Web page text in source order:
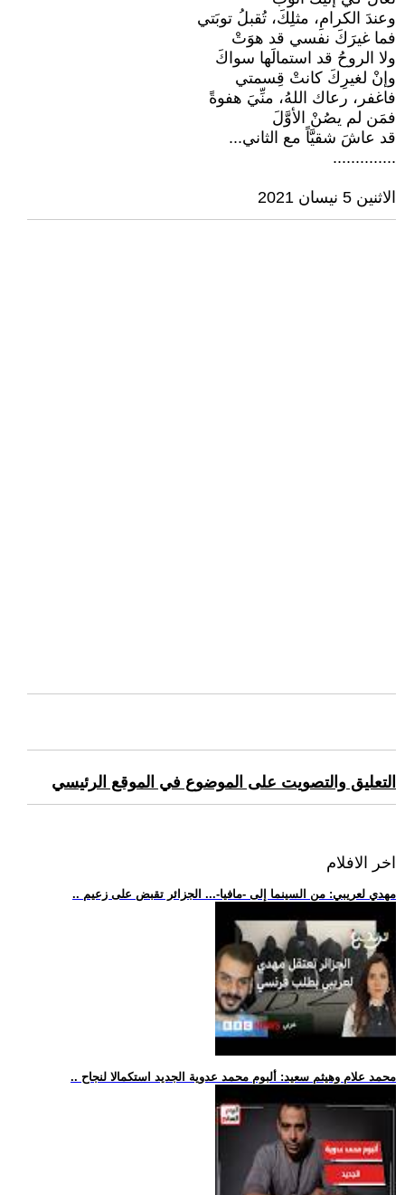
وعندَ الكرامِ، مثلِكَ، تُقبلُ توبَتي
فما غيرَكَ نفسي قد هوَتْ
ولا الروحُ قد استمالَها سواكَ
وإنْ لغيرِكَ كانتْ قِسمتي
فاغفر، رعاك اللهُ، منِّيَ هفوةً
فمَن لم يصُنْ الأوَّلَ
قد عاشَ شقيَّاً مع الثاني...
..............
الاثنين 5 نيسان 2021
التعليق والتصويت على الموضوع في الموقع الرئيسي
اخر الافلام
.. مهدي لعريبي: من السينما إلى -مافيا-... الجزائر تقبض على زعيم
.. محمد علام وهيثم سعيد: ألبوم محمد عدوية الجديد استكمالا لنجاح